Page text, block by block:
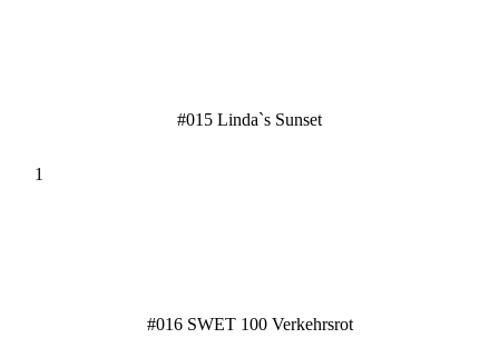
#015 Linda`s Sunset
#016 SWET 100 Verkehrsrot